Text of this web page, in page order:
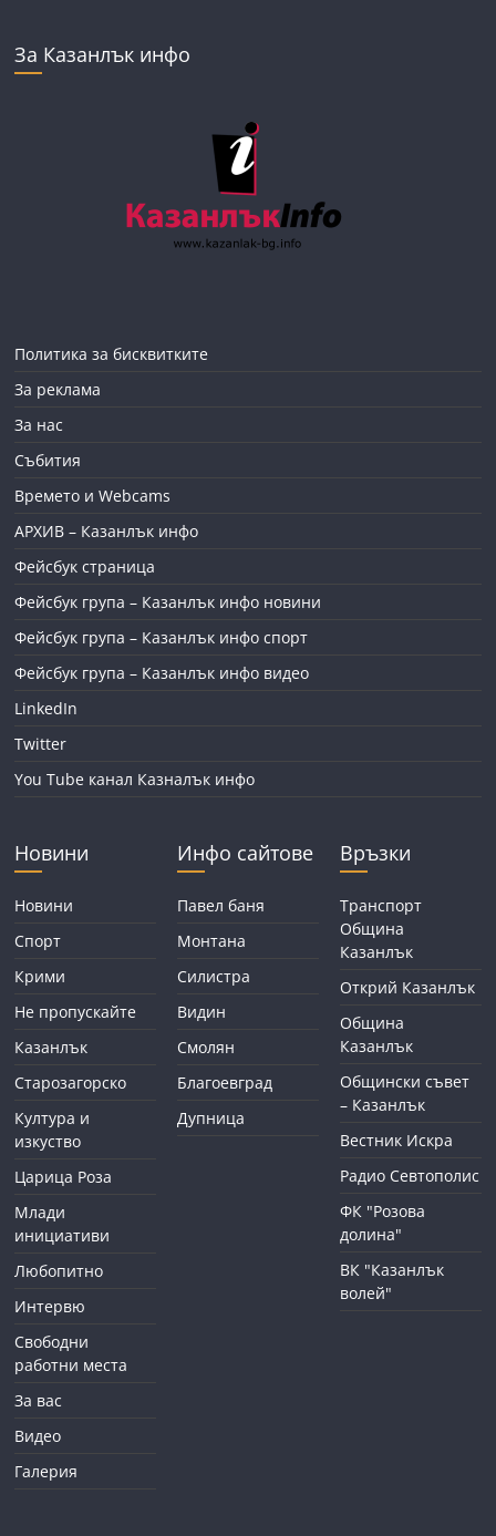
За Казанлък инфо
Политика за бисквитките
За реклама
За нас
Събития
Времето и Webcams
АРХИВ – Казанлък инфо
Фейсбук страница
Фейсбук група – Казанлък инфо новини
Фейсбук група – Казанлък инфо спорт
Фейсбук група – Казанлък инфо видео
LinkedIn
Twitter
You Tube канал Казналък инфо
Новини
Новини
Спорт
Крими
Не пропускайте
Казанлък
Старозагорско
Култура и
изкуство
Царица Роза
Млади
инициативи
Любопитно
Интервю
Свободни
работни места
За вас
Видео
Галерия
Инфо сайтове
Павел баня
Монтана
Силистра
Видин
Смолян
Благоевград
Дупница
Връзки
Транспорт
Община
Казанлък
Открий Казанлък
Община
Казанлък
Общински съвет
– Казанлък
Вестник Искра
Радио Севтополис
ФК "Розова
долина"
ВК "Казанлък
волей"